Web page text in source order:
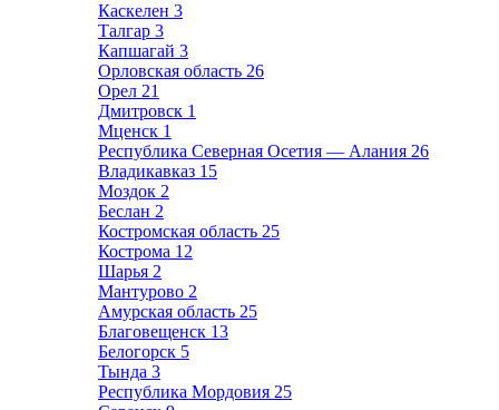
Каскелен 3
Талгар 3
Капшагай 3
Орловская область 26
Орел 21
Дмитровск 1
Мценск 1
Республика Северная Осетия — Алания 26
Владикавказ 15
Моздок 2
Беслан 2
Костромская область 25
Кострома 12
Шарья 2
Мантурово 2
Амурская область 25
Благовещенск 13
Белогорск 5
Тында 3
Республика Мордовия 25